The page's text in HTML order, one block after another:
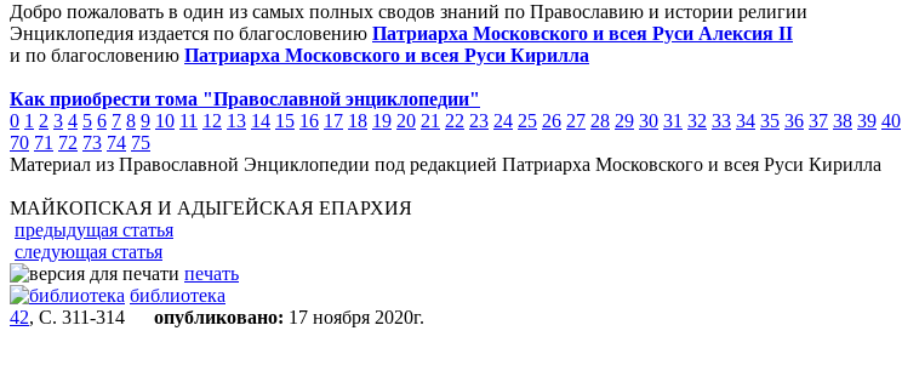
Добро пожаловать в один из самых полных сводов знаний по Православию и истории религии
Энциклопедия издается по благословению Патриарха Московского и всея Руси Алексия II
и по благословению Патриарха Московского и всея Руси Кирилла
Как приобрести тома "Православной энциклопедии"
0 1 2 3 4 5 6 7 8 9 10 11 12 13 14 15 16 17 18 19 20 21 22 23 24 25 26 27 28 29 30 31 32 33 34 35 36 37 38 39 40
70 71 72 73 74 75
Материал из Православной Энциклопедии под редакцией Патриарха Московского и всея Руси Кирилла
МАЙКОПСКАЯ И АДЫГЕЙСКАЯ ЕПАРХИЯ
предыдущая статья
следующая статья
печать
библиотека
42, С. 311-314 опубликовано: 17 ноября 2020г.